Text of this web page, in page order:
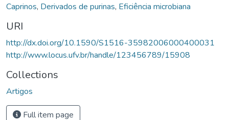
Caprinos, Derivados de purinas, Eficiência microbiana
URI
http://dx.doi.org/10.1590/S1516-35982006000400031
http://www.locus.ufv.br/handle/123456789/15908
Collections
Artigos
Full item page